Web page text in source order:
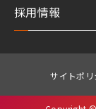
採用情報
サイトポリ